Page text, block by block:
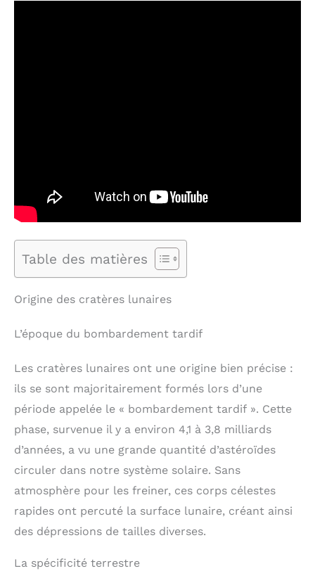
Table des matières
Origine des cratères lunaires
L’époque du bombardement tardif
Les cratères lunaires ont une origine bien précise :
ils se sont majoritairement formés lors d’une
période appelée le « bombardement tardif ». Cette
phase, survenue il y a environ 4,1 à 3,8 milliards
d’années, a vu une grande quantité d’astéroïdes
circuler dans notre système solaire. Sans
atmosphère pour les freiner, ces corps célestes
rapides ont percuté la surface lunaire, créant ainsi
des dépressions de tailles diverses.
La spécificité terrestre